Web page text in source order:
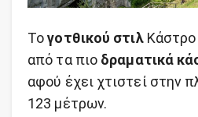
Τογοτθικού στιλΚάστρο
από τα πιο δραματικά
αφού έχει χτιστεί στην
123 μέτρων.